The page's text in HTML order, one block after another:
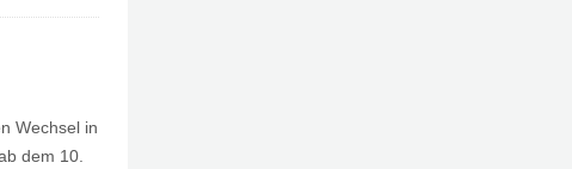
Wechsel in
dem 10.